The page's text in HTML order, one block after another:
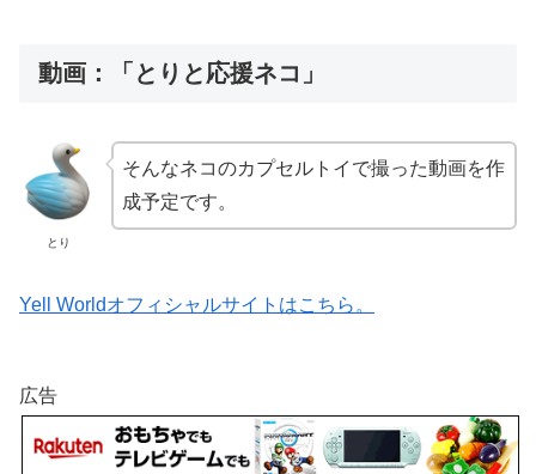
動画：「とりと応援ネコ」
とり
そんなネコのカプセルトイで撮った動画を作
成予定です。
Yell Worldオフィシャルサイトはこちら。
広告